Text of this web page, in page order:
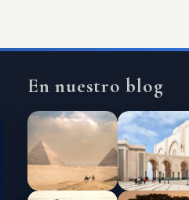
En nuestro blog